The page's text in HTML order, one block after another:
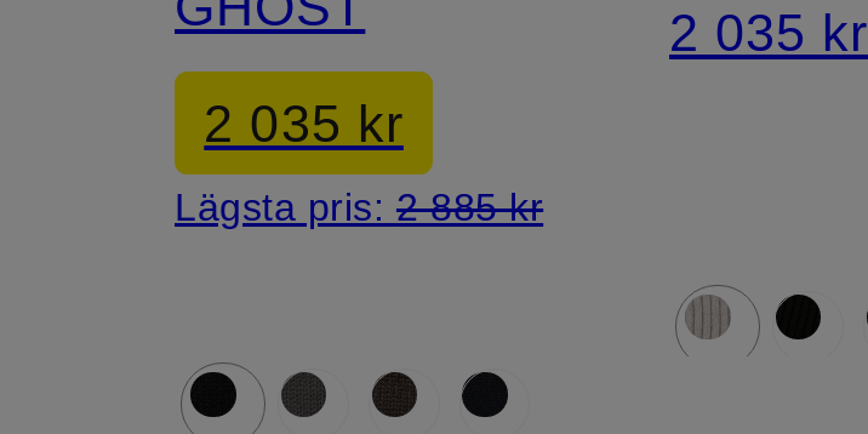
2 035 kr
Lägsta pris: 2 885 kr
2 035 kr